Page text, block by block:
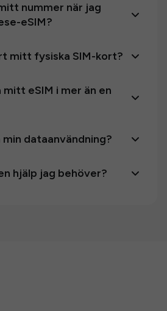
nummer när jag
eSIM?
mitt fysiska SIM-kort?
mitt eSIM i mer än en
dataanvändning?
hjälp jag behöver?